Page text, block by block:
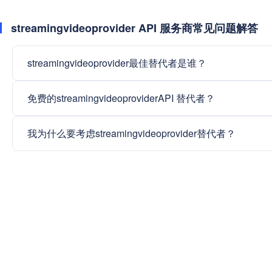
streamingvideoprovider API 服务商常见问题解答
streamingvideoprovider最佳替代者是谁？
免费的streamingvideoproviderAPI 替代者？
我为什么要考虑streamingvideoprovider替代者？